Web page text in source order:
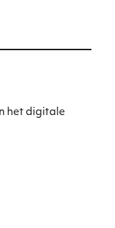
het digitale